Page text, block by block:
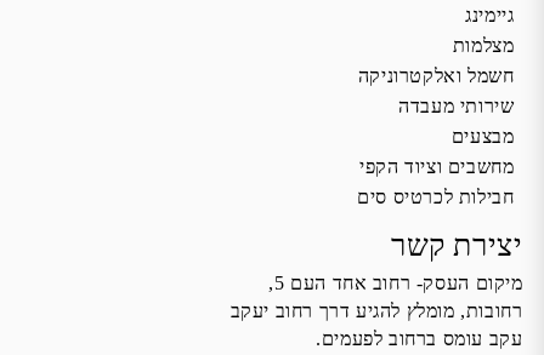
גיימינג
מצלמות
חשמל ואלקטרוניקה
שירותי מעבדה
מבצעים
מחשבים וציוד הקפי
חבילות לכרטיס סים
יצירת קשר
מיקום העסק- רחוב אחד העם 5,
רחובות, מומלץ להגיע דרך רחוב יעקב
עקב עומס ברחוב לפעמים.